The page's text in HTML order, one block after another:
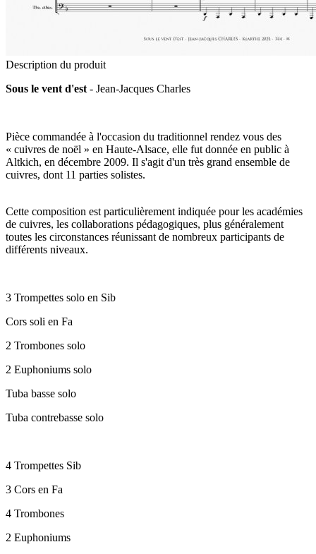
Description du produit
Sous le vent d'est - Jean-Jacques Charles
Pièce commandée à l'occasion du traditionnel rendez vous des
« cuivres de noël » en Haute-Alsace, elle fut donnée en public à
Altkich, en décembre 2009. Il s'agit d'un très grand ensemble de
cuivres, dont 11 parties solistes.
Cette composition est particulièrement indiquée pour les académies
de cuivres, les collaborations pédagogiques, plus généralement
toutes les circonstances réunissant de nombreux participants de
différents niveaux.
3 Trompettes solo en Sib
Cors soli en Fa
2 Trombones solo
2 Euphoniums solo
Tuba basse solo
Tuba contrebasse solo
4 Trompettes Sib
3 Cors en Fa
4 Trombones
2 Euphoniums